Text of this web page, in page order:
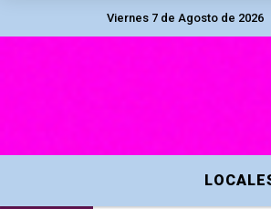
Viernes 7 de Agosto de 2026